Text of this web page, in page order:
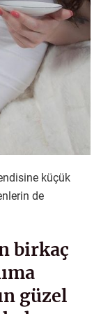
küçük
de
birkaç
güzel